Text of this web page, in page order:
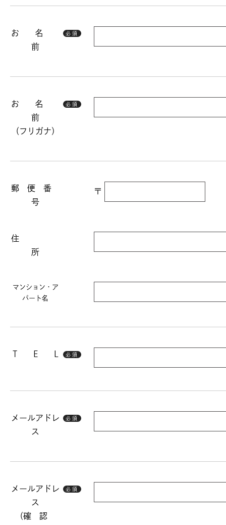
お 名
前
必須
お 名
前
（フリガナ）
必須
郵 便 番
号
〒
住
所
マンション・ア
パート名
T E L 必須
メールアドレ
ス
必須
メールアドレ
ス
（確 認
必須